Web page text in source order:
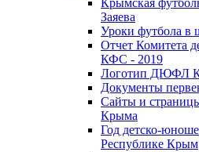
Крымская
Заяева
Уроки футбола в
Отчет Комитета
КФС - 2019
Логотип ДЮФЛ
Документы
Сайты и
Крыма
Год детско-
Республике Крым